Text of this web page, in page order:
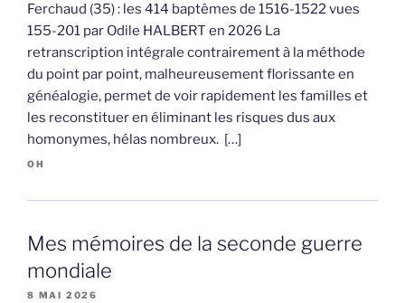
Ferchaud (35) : les 414 baptêmes de 1516-1522 vues
155-201 par Odile HALBERT en 2026 La
retranscription intégrale contrairement à la méthode
du point par point, malheureusement florissante en
généalogie, permet de voir rapidement les familles et
les reconstituer en éliminant les risques dus aux
homonymes, hélas nombreux. […]
OH
Mes mémoires de la seconde guerre
mondiale
8 MAI 2026